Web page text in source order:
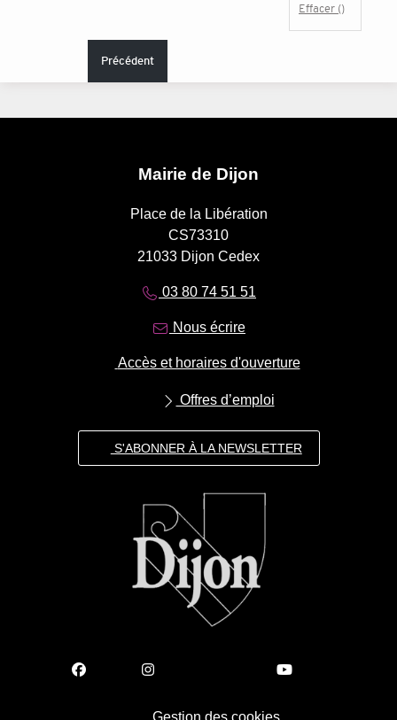
Effacer ()
Précédent
Mairie de Dijon
Place de la Libération
CS73310
21033 Dijon Cedex
03 80 74 51 51
Nous écrire
Accès et horaires d'ouverture
Offres d’emploi
S'ABONNER À LA NEWSLETTER
Gestion des cookies